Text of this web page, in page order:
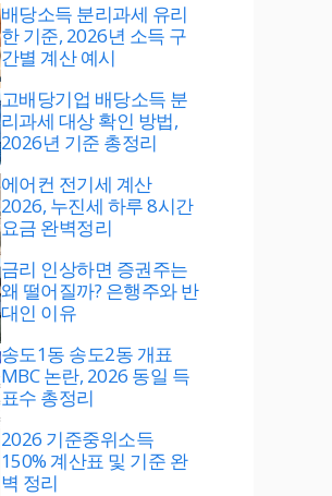
배당소득 분리과세 유리
한 기준, 2026년 소득 구
간별 계산 예시
고배당기업 배당소득 분
리과세 대상 확인 방법,
2026년 기준 총정리
에어컨 전기세 계산
2026, 누진세 하루 8시간
요금 완벽정리
금리 인상하면 증권주는
왜 떨어질까? 은행주와 반
대인 이유
송도1동 송도2동 개표
MBC 논란, 2026 동일 득
표수 총정리
2026 기준중위소득
150% 계산표 및 기준 완
벽 정리